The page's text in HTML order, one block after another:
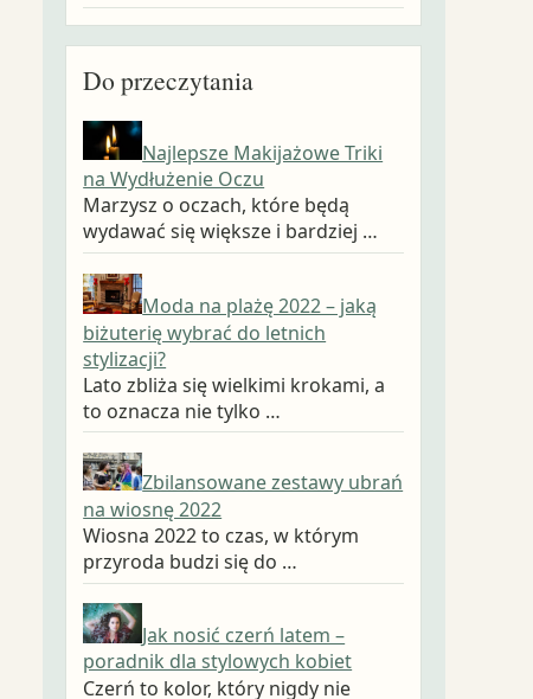
Do przeczytania
Najlepsze Makijażowe Triki
na Wydłużenie Oczu
Marzysz o oczach, które będą
wydawać się większe i bardziej …
Moda na plażę 2022 – jaką
biżuterię wybrać do letnich
stylizacji?
Lato zbliża się wielkimi krokami, a
to oznacza nie tylko …
Zbilansowane zestawy ubrań
na wiosnę 2022
Wiosna 2022 to czas, w którym
przyroda budzi się do …
Jak nosić czerń latem –
poradnik dla stylowych kobiet
Czerń to kolor, który nigdy nie